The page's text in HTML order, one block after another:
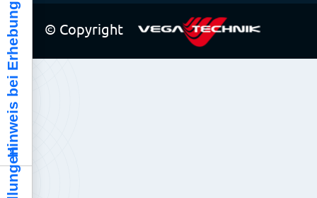
© Copyright
Hinweis bei Erhebung